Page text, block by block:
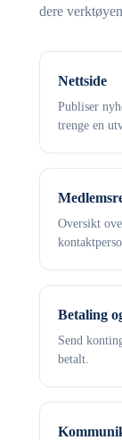
dere
Nettside
Publiser
trenge en
Oversikt
Betaling
Send
betalt.